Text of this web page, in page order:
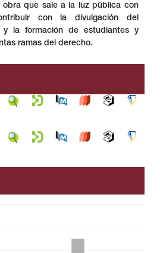
obra que sale a la luz pública con
con la divulgación del
y la formación de estudiantes y
ramas del derecho.